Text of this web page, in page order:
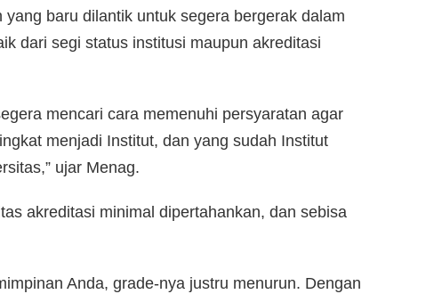
baru dilantik untuk segera bergerak dalam
dari segi status institusi maupun akreditasi
mencari cara memenuhi persyaratan agar
menjadi Institut, dan yang sudah Institut
ujar Menag.
akreditasi minimal dipertahankan, dan sebisa
Anda, grade-nya justru menurun. Dengan